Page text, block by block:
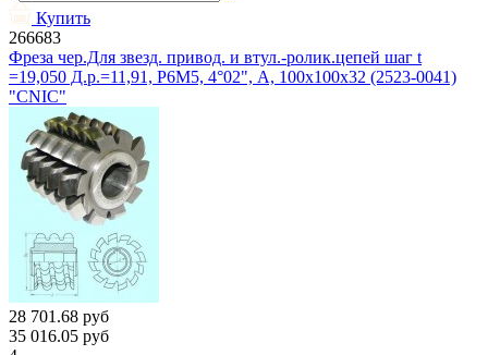
Купить
266683
Фреза чер.Для звезд. привод. и втул.-ролик.цепей шаг t
=19,050 Д.р.=11,91, Р6М5, 4°02", A, 100х100х32 (2523-0041)
"CNIC"
28 701.68 руб
35 016.05 руб